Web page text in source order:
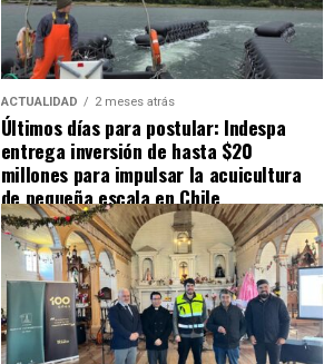
ACTUALIDAD 2 meses atrás
Últimos días para postular: Indespa
entrega inversión de hasta $20
millones para impulsar la acuicultura
de pequeña escala en Chile